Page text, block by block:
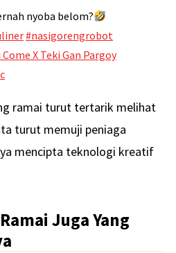
nyoba belom?
#nasigorengrobot
X Teki Gan Pargoy
ramai turut tertarik melihat
turut memuji peniaga
mencipta teknologi kreatif
Juga Yang